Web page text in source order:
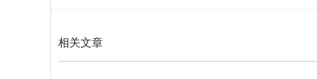
相关文章